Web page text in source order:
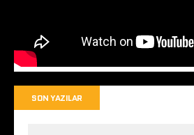
SON YAZILAR